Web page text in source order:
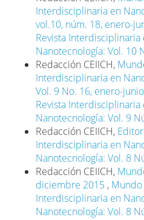
Interdisciplinaria en
vol.10, núm. 18, enero-
Revista Interdisciplinaria
Nanotecnología: Vol. 10
Redacción CEIICH,
Interdisciplinaria en
Vol. 9 No. 16, enero-
Revista Interdisciplinaria
Nanotecnología: Vol. 9
Redacción CEIICH,
Interdisciplinaria en
Nanotecnología: Vol. 8
Redacción CEIICH,
diciembre 2015 , Mundo
Interdisciplinaria en
Nanotecnología: Vol. 8